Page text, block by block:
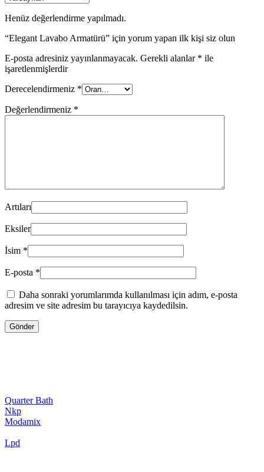
Henüz değerlendirme yapılmadı.
“Elegant Lavabo Armatürü” için yorum yapan ilk kişi siz olun
E-posta adresiniz yayınlanmayacak. Gerekli alanlar * ile
işaretlenmişlerdir
Derecelendirmeniz *
Değerlendirmeniz *
Artıları
Eksiler
İsim *
E-posta *
Daha sonraki yorumlarımda kullanılması için adım, e-posta
adresim ve site adresim bu tarayıcıya kaydedilsin.
Quarter Bath
Nkp
Modamix
Lpd